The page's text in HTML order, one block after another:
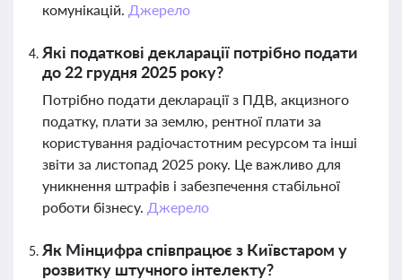
комунікацій. Джерело
Які податкові декларації потрібно подати
до 22 грудня 2025 року?
Потрібно подати декларації з ПДВ, акцизного
податку, плати за землю, рентної плати за
користування радіочастотним ресурсом та інші
звіти за листопад 2025 року. Це важливо для
уникнення штрафів і забезпечення стабільної
роботи бізнесу. Джерело
Як Мінцифра співпрацює з Київстаром у
розвитку штучного інтелекту?